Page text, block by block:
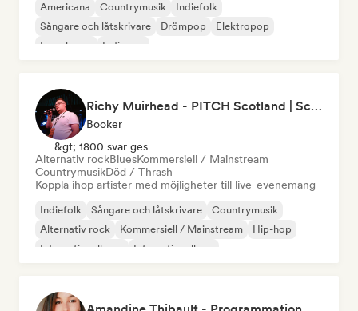
Americana Countrymusik
Indiefolk
Sångare och låtskrivare
Drömpop
Elektropop
Fransk pop
Indiepop
Richy Muirhead - PITCH Scotland | Scottish Alternative Music Awards (SAMA)
Booker
&gt; 1800 svar ges
Alternativ rockBluesKommersiell / Mainstream
CountrymusikDöd / Thrash
Koppla ihop artister med möjligheter till live-evenemang
Indiefolk Sångare och låtskrivare
Countrymusik
Alternativ rock
Kommersiell / Mainstream
Hip-hop
Internationell pop
Internationell rap